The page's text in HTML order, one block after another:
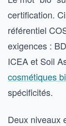
certification.
référentiel
exigences :
ICEA et Soil
cosmétiques
spécificités.
Deux niveaux